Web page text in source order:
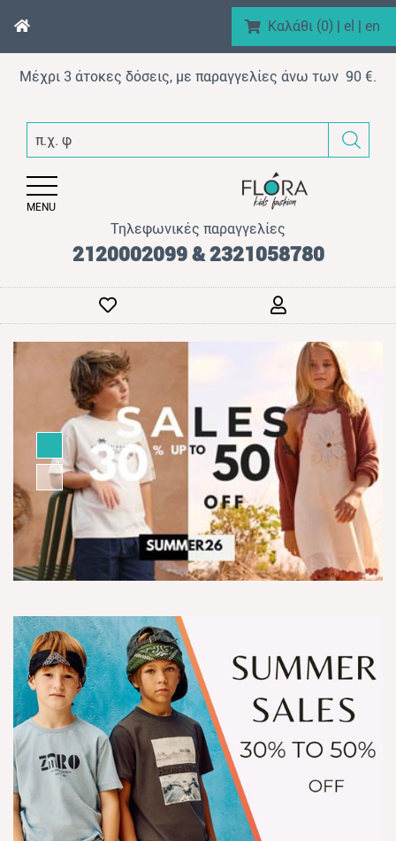
Καλάθι (0) | el | en
(Κορίτσι)
(Βρεφικό)
(AΞEΣOYAP)
(Brand)
(Προϊόντα)
Μέχρι 3 άτοκες δόσεις, με παραγγελίες άνω των 90 €.
π.χ. φόρμα βε
MENU
Τηλεφωνικές παραγγελίες
2120002099 & 2321058780